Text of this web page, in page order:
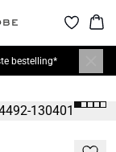
bestelling*